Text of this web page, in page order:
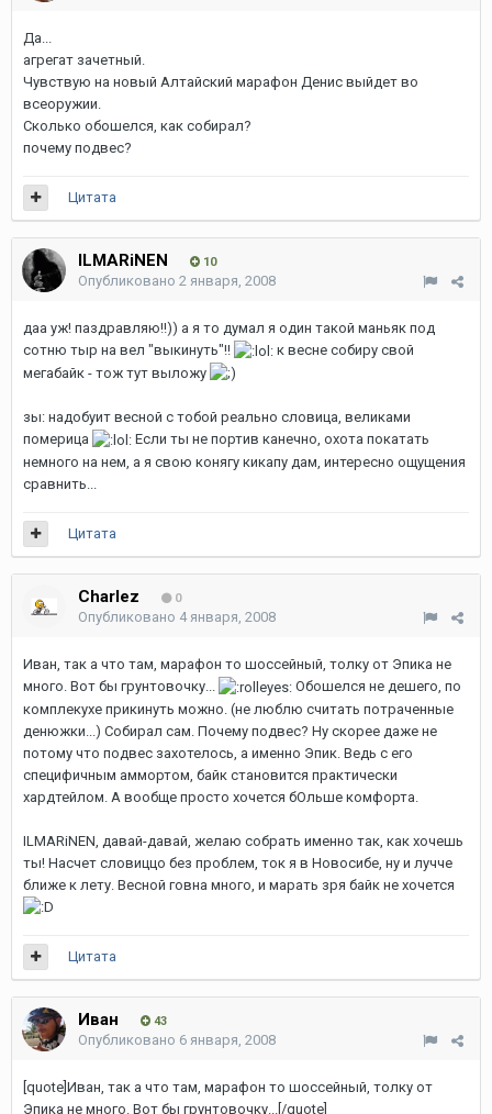
Да...
агрегат зачетный.
Чувствую на новый Алтайский марафон Денис выйдет во
всеоружии.
Сколько обошелся, как собирал?
почему подвес?
Цитата
ILMARiNEN 10
Опубликовано 2 января, 2008
даа уж! паздравляю!!)) а я то думал я один такой маньяк под
сотню тыр на вел "выкинуть"!!
к весне собиру свой
мегабайк - тож тут выложу
зы: надобуит весной с тобой реально словица, великами
померица
Если ты не портив канечно, охота покатать
немного на нем, а я свою конягу кикапу дам, интересно ощущения
сравнить...
Цитата
Charlez 0
Опубликовано 4 января, 2008
Иван, так а что там, марафон то шоссейный, толку от Эпика не
много. Вот бы грунтовочку...
Обошелся не дешего, по
комплекухе прикинуть можно. (не люблю считать потраченные
денюжки...) Собирал сам. Почему подвес? Ну скорее даже не
потому что подвес захотелось, а именно Эпик. Ведь с его
специфичным аммортом, байк становится практически
хардтейлом. А вообще просто хочется бОльше комфорта.
ILMARiNEN, давай-давай, желаю собрать именно так, как хочешь
ты! Насчет словиццо без проблем, ток я в Новосибе, ну и лучче
ближе к лету. Весной говна много, и марать зря байк не хочется
Цитата
Иван 43
Опубликовано 6 января, 2008
[quote]Иван, так а что там, марафон то шоссейный, толку от
Эпика не много. Вот бы грунтовочку...[/quote]